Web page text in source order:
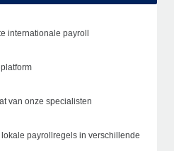
internationale payroll
van onze specialisten
payrollregels in verschillende